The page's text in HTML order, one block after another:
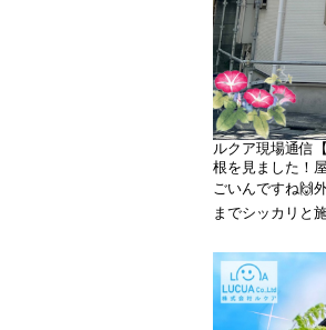
ルクア現場通信
根を見ました！
ごいんですね🙌
までシッカリと